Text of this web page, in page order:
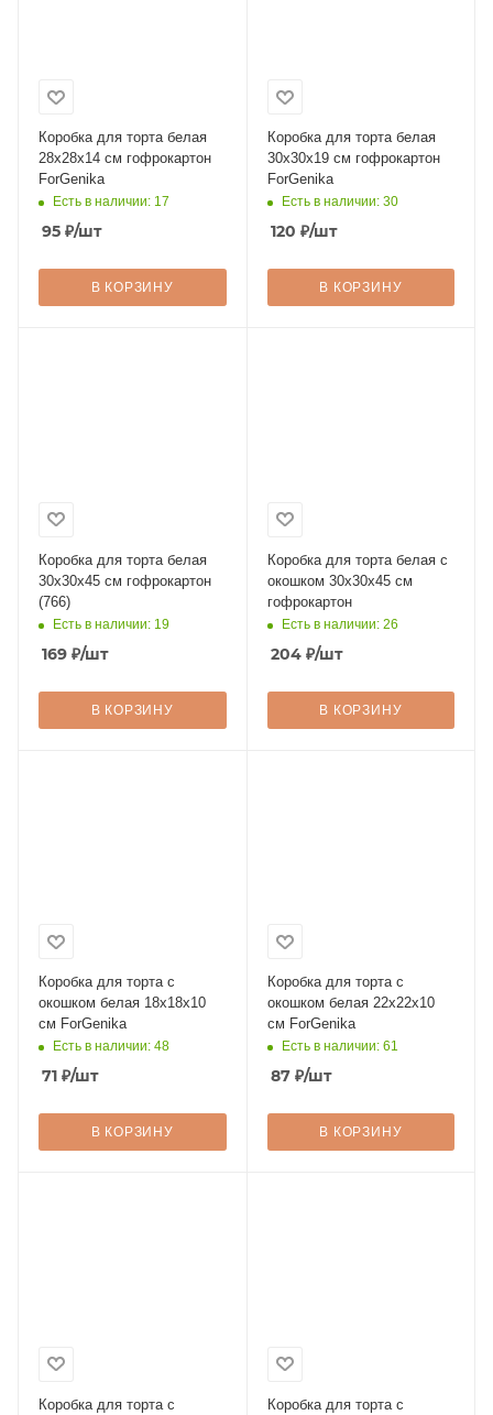
Коробка для торта белая
28х28х14 см гофрокартон
ForGenika
Есть в наличии: 17
95 ₽/шт
В КОРЗИНУ
Коробка для торта белая
30х30х19 см гофрокартон
ForGenika
Есть в наличии: 30
120 ₽/шт
В КОРЗИНУ
Коробка для торта белая
30х30х45 см гофрокартон
(766)
Есть в наличии: 19
169 ₽/шт
В КОРЗИНУ
Коробка для торта белая с
окошком 30х30х45 см
гофрокартон
Есть в наличии: 26
204₽/шт
В КОРЗИНУ
Коробка для торта с
окошком белая 18х18х10
см ForGenika
Есть в наличии: 48
71 ₽/шт
В КОРЗИНУ
Коробка для торта с
окошком белая 22х22х10
см ForGenika
Есть в наличии: 61
87₽/шт
В КОРЗИНУ
Коробка для торта с
Коробка для торта с